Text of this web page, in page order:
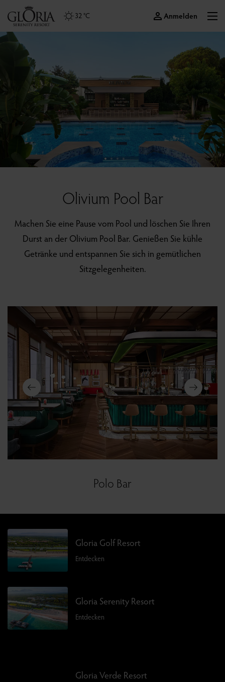
32 °C Anmelden
Olivium Pool Bar
Machen Sie eine Pause vom Pool und löschen Sie Ihren
Durst an der Olivium Pool Bar. Genießen Sie kühle
Getränke und entspannen Sie sich in gemütlichen
Sitzgelegenheiten.
Polo Bar
Gloria Golf Resort
Entdecken
Gloria Serenity Resort
Entdecken
Gloria Verde Resort